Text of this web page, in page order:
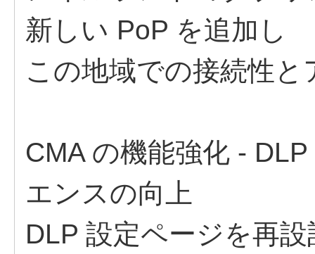
新しい PoP を追加し​
この地域での接続性
CMA の機能強化 -
エンスの向上​
DLP 設定ページを再